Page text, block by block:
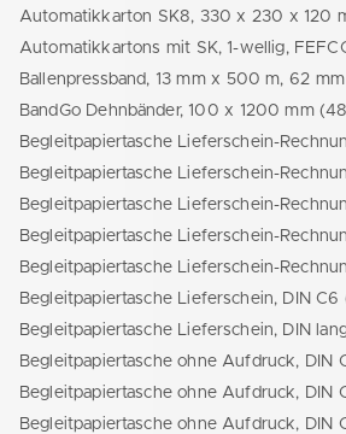
Automatikkartons mit SK, 1-wellig,
Ballenpressband, 13 mm x 500 m, 62
BandGo Dehnbänder, 100 x 1200 mm
Begleitpapiertasche Lieferschein, DIN C6
Begleitpapiertasche Lieferschein, DIN lang
Begleitpapiertasche ohne Aufdruck, DIN
Begleitpapiertasche ohne Aufdruck, DIN
Begleitpapiertasche ohne Aufdruck, DIN